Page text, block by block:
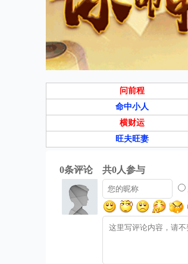
问前程
命中小人
横财运
旺夫旺妻